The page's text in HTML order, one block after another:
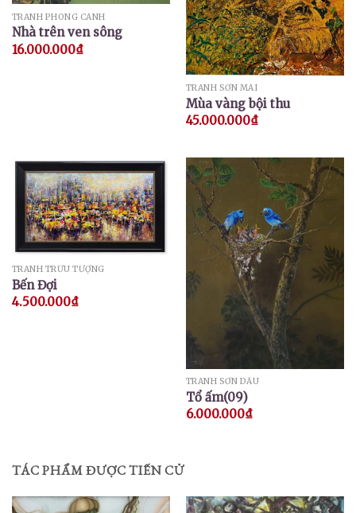
TRANH PHONG CẢNH
Nhà trên ven sông
16.000.000₫
TRANH SƠN MÀI
Mùa vàng bội thu
45.000.000₫
TRANH TRỪU TƯỢNG
Bến Đợi
4.500.000₫
TRANH SƠN DẦU
Tổ ấm(09)
6.000.000₫
TÁC PHẨM ĐƯỢC TIẾN CỬ